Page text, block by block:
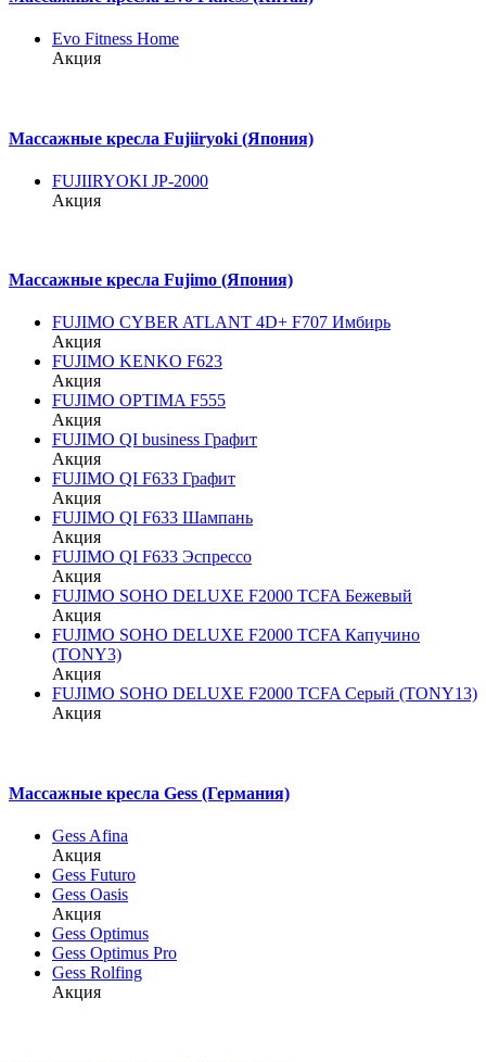
Evo Fitness Home
Акция
Массажные кресла Fujiiryoki (Япония)
FUJIIRYOKI JP-2000
Акция
Массажные кресла Fujimo (Япония)
FUJIMO CYBER ATLANT 4D+ F707 Имбирь
Акция
FUJIMO KENKO F623
Акция
FUJIMO OPTIMA F555
Акция
FUJIMO QI business Графит
Акция
FUJIMO QI F633 Графит
Акция
FUJIMO QI F633 Шампань
Акция
FUJIMO QI F633 Эспрессо
Акция
FUJIMO SOHO DELUXE F2000 TCFA Бежевый
Акция
FUJIMO SOHO DELUXE F2000 TCFA Капучино
(TONY3)
Акция
FUJIMO SOHO DELUXE F2000 TCFA Серый (TONY13)
Акция
Массажные кресла Gess (Германия)
Gess Afina
Акция
Gess Futuro
Gess Oasis
Акция
Gess Optimus
Gess Optimus Pro
Gess Rolfing
Акция